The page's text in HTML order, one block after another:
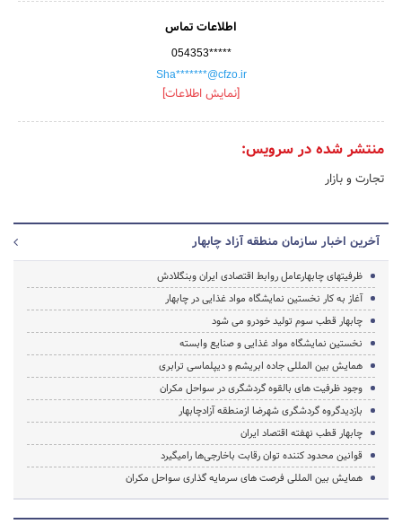
اطلاعات تماس
054353*****
Sha*******@cfzo.ir
[نمایش اطلاعات]
منتشر شده در سرویس:
تجارت و بازار
آخرین اخبار سازمان منطقه آزاد چابهار
ظرفیتهای چابهارعامل روابط اقتصادی ایران وبنگلادش
آغاز به کار نخستین نمایشگاه مواد غذایی در چابهار
چابهار قطب سوم تولید خودرو می شود
نخستین نمایشگاه مواد غذایی و صنایع وابسته
همایش بین المللی جاده ابریشم و دیپلماسی ترابری
وجود ظرفیت های بالقوه گردشگری در سواحل مکران
بازدیدگروه گردشگری شهرضا ازمنطقه آزادچابهار
چابهار قطب نهفته اقتصاد ایران
قوانین محدود کننده توان رقابت باخارجی‌ها رامیگیرد
همایش بین المللی فرصت های سرمایه گذاری سواحل مکران